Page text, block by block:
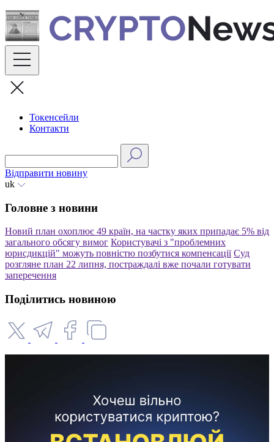
Skip
to
content
Токенсейли
Контакти
Відправити новину
uk
Головне з новини
Новий план охоплює 49 країн, на частку яких припадає 5% від
загального обсягу вимог Користувачі з "проблемних
юрисдикцій" можуть повністю позбутися компенсації Суд
розгляне план 22 липня, постраждалі вже почали готувати
заперечення
Поділитись новиною